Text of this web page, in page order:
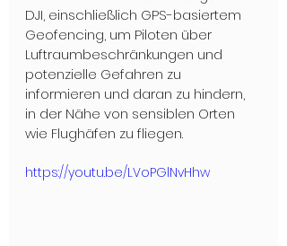
DJI, einschließlich GPS-basiertem
Geofencing, um Piloten über
Luftraumbeschränkungen und
potenzielle Gefahren zu
informieren und daran zu hindern,
in der Nähe von sensiblen Orten
wie Flughäfen zu fliegen.
https://youtu.be/LVoPGlNvHhw